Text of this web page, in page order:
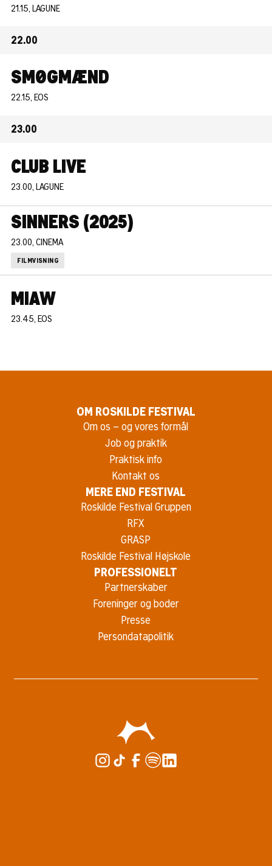
21.15, LAGUNE
22.00
SMØGMÆND
22.15, EOS
23.00
CLUB LIVE
23.00, LAGUNE
SINNERS (2025)
23.00, CINEMA
FILMVISNING
MIAW
23.45, EOS
OM ROSKILDE FESTIVAL
Om os – og vores formål
Job og praktik
Praktisk info
Kontakt os
MERE END FESTIVAL
Roskilde Festival Gruppen
RFX
GRASP
Roskilde Festival Højskole
PROFESSIONELT
Partnerskaber
Foreninger og boder
Presse
Persondatapolitik